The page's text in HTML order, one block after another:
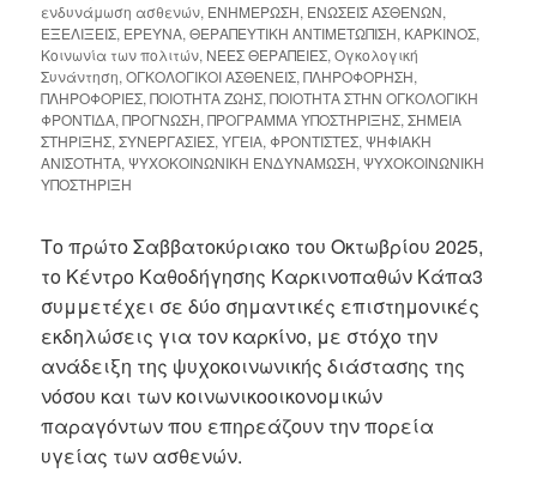
ενδυνάμωση ασθενών, ΕΝΗΜΕΡΩΣΗ, ΕΝΩΣΕΙΣ ΑΣΘΕΝΩΝ,
ΕΞΕΛΙΞΕΙΣ, ΕΡΕΥΝΑ,ΘΕΡΑΠΕΥΤΙΚΗ ΑΝΤΙΜΕΤΩΠΙΣΗ, ΚΑΡΚΙΝΟΣ,
Κοινωνία των πολιτών, ΝΕΕΣ ΘΕΡΑΠΕΙΕΣ,Ογκολογική
Συνάντηση,ΟΓΚΟΛΟΓΙΚΟΙ ΑΣΘΕΝΕΙΣ,ΠΛΗΡΟΦΟΡΗΣΗ,
ΠΛΗΡΟΦΟΡΙΕΣ,ΠΟΙΟΤΗΤΑ ΖΩΗΣ,ΠΟΙΟΤΗΤΑ ΣΤΗΝ ΟΓΚΟΛΟΓΙΚΗ
ΦΡΟΝΤΙΔΑ,ΠΡΟΓΝΩΣΗ,ΠΡΟΓΡΑΜΜΑ ΥΠΟΣΤΗΡΙΞΗΣ,ΣΗΜΕΙΑ
ΣΤΗΡΙΞΗΣ,ΣΥΝΕΡΓΑΣΙΕΣ,ΥΓΕΙΑ, ΦΡΟΝΤΙΣΤΕΣ,ΨΗΦΙΑΚΗ
ΑΝΙΣΟΤΗΤΑ,ΨΥΧΟΚΟΙΝΩΝΙΚΗ ΕΝΔΥΝΑΜΩΣΗ,ΨΥΧΟΚΟΙΝΩΝΙΚΗ
ΥΠΟΣΤΗΡΙΞΗ
Το πρώτο Σαββατοκύριακο του Οκτωβρίου 2025,
το Κέντρο Καθοδήγησης Καρκινοπαθών Κάπα3
συμμετέχει σε δύο σημαντικές επιστημονικές
εκδηλώσεις για τον καρκίνο, με στόχο την
ανάδειξη της ψυχοκοινωνικής διάστασης της
νόσου και των κοινωνικοοικονομικών
παραγόντων που επηρεάζουν την πορεία
υγείας των ασθενών.